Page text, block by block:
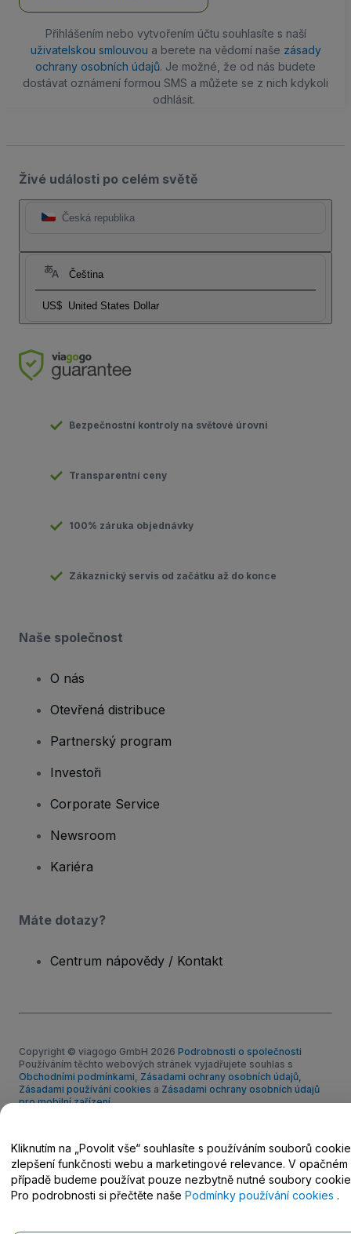
Přihlášením nebo vytvořením účtu souhlasíte s naší
uživatelskou smlouvou a berete na vědomí naše zásady
ochrany osobních údajů. Je možné, že od nás budete
dostávat oznámení formou SMS a můžete se z nich kdykoli
odhlásit.
Živé události po celém světě
Česká republika
Čeština
US$ United States Dollar
Bezpečnostní kontroly na světové úrovni
Transparentní ceny
100% záruka objednávky
Zákaznický servis od začátku až do konce
Naše společnost
O nás
Otevřená distribuce
Partnerský program
Investoři
Corporate Service
Newsroom
Kariéra
Máte dotazy?
Centrum nápovědy / Kontakt
Copyright © viagogo GmbH 2026 Podrobnosti o společnosti
Používáním těchto webových stránek vyjadřujete souhlas s
Obchodními podmínkami Zásadami ochrany osobních údajů
Zásadami používání cookies a Zásadami ochrany osobních údajů
pro mobilní zařízení.
Kliknutím na „Povolit vše“ souhlasíte s používáním souborů
zlepšení funkčnosti webu a marketingové relevance. V opačném
případě budeme používat pouze nezbytně nutné soubory
Pro podrobnosti si přečtěte naše Podmínky používání cookies .